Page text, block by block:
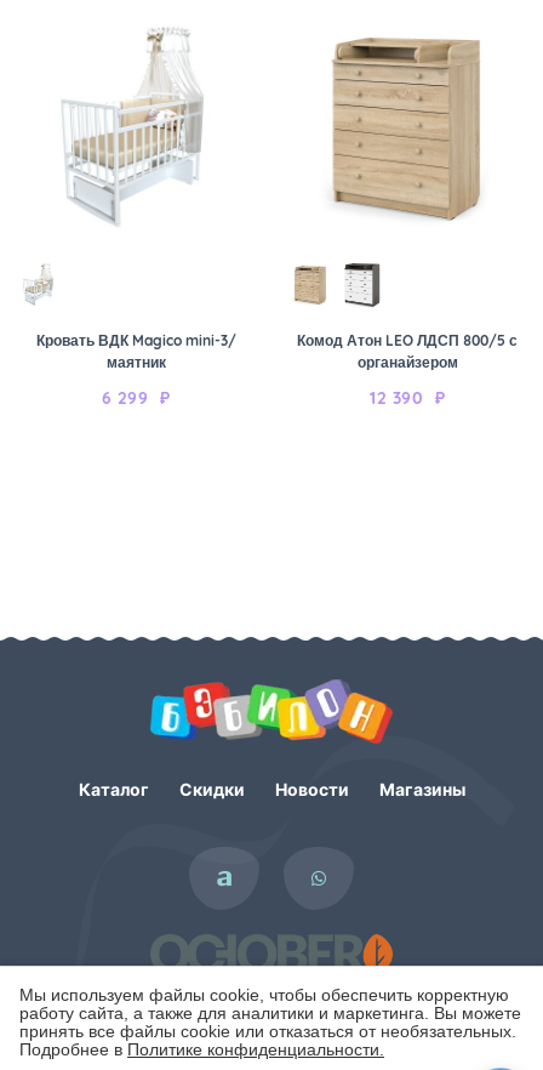
Мы используем файлы cookie, чтобы обеспечить корректную
работу сайта, а также для аналитики и маркетинга. Вы можете
принять все файлы cookie или отказаться от необязательных.
Подробнее в Политике конфиденциальности.
Кровать ВДК Magico mini-3/
маятник
6 299 ₽
Комод Атон LEO ЛДСП 800/5 с
органайзером
12 390 ₽
Каталог Скидки Новости Магазины
Политика конфиденциальности